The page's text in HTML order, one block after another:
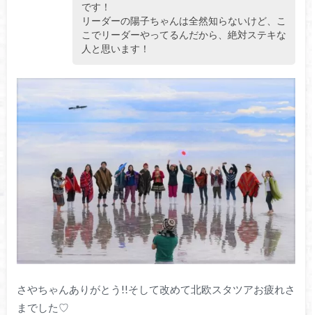
です！
リーダーの陽子ちゃんは全然知らないけど、こ
こでリーダーやってるんだから、絶対ステキな
人と思います！
さやちゃんありがとう!!そして改めて北欧スタツアお疲れさ
までした♡